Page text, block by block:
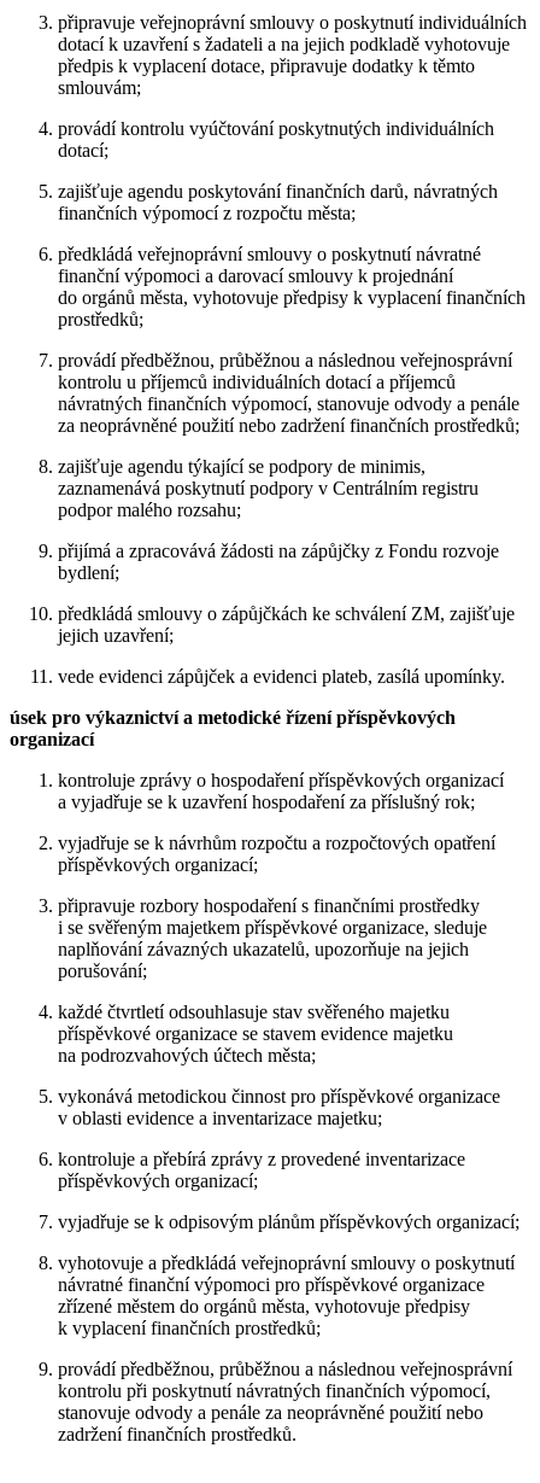
připravuje veřejnoprávní smlouvy o poskytnutí individuálních
dotací k uzavření s žadateli a na jejich podkladě vyhotovuje
předpis k vyplacení dotace, připravuje dodatky k těmto
smlouvám;
provádí kontrolu vyúčtování poskytnutých individuálních
dotací;
zajišťuje agendu poskytování finančních darů, návratných
finančních výpomocí z rozpočtu města;
předkládá veřejnoprávní smlouvy o poskytnutí návratné
finanční výpomoci a darovací smlouvy k projednání
do orgánů města, vyhotovuje předpisy k vyplacení finančních
prostředků;
provádí předběžnou, průběžnou a následnou veřejnosprávní
kontrolu u příjemců individuálních dotací a příjemců
návratných finančních výpomocí, stanovuje odvody a penále
za neoprávněné použití nebo zadržení finančních prostředků;
zajišťuje agendu týkající se podpory de minimis,
zaznamenává poskytnutí podpory v Centrálním registru
podpor malého rozsahu;
přijímá a zpracovává žádosti na zápůjčky z Fondu rozvoje
bydlení;
předkládá smlouvy o zápůjčkách ke schválení ZM, zajišťuje
jejich uzavření;
vede evidenci zápůjček a evidenci plateb, zasílá upomínky.
úsek pro výkaznictví a metodické řízení příspěvkových
organizací
kontroluje zprávy o hospodaření příspěvkových organizací
a vyjadřuje se k uzavření hospodaření za příslušný rok;
vyjadřuje se k návrhům rozpočtu a rozpočtových opatření
příspěvkových organizací;
připravuje rozbory hospodaření s finančními prostředky
i se svěřeným majetkem příspěvkové organizace, sleduje
naplňování závazných ukazatelů, upozorňuje na jejich
porušování;
každé čtvrtletí odsouhlasuje stav svěřeného majetku
příspěvkové organizace se stavem evidence majetku
na podrozvahových účtech města;
vykonává metodickou činnost pro příspěvkové organizace
v oblasti evidence a inventarizace majetku;
kontroluje a přebírá zprávy z provedené inventarizace
příspěvkových organizací;
vyjadřuje se k odpisovým plánům příspěvkových organizací;
vyhotovuje a předkládá veřejnoprávní smlouvy o poskytnutí
návratné finanční výpomoci pro příspěvkové organizace
zřízené městem do orgánů města, vyhotovuje předpisy
k vyplacení finančních prostředků;
provádí předběžnou, průběžnou a následnou veřejnosprávní
kontrolu při poskytnutí návratných finančních výpomocí,
stanovuje odvody a penále za neoprávněné použití nebo
zadržení finančních prostředků.